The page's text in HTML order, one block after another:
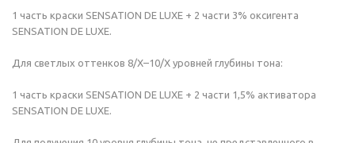
1 часть краски SENSATION DE LUXE + 2 части 3% оксигента
SENSATION DE LUXE.
Для светлых оттенков 8/Х–10/Х уровней глубины тона:
1 часть краски SENSATION DE LUXE + 2 части 1,5% активатора
SENSATION DE LUXE.